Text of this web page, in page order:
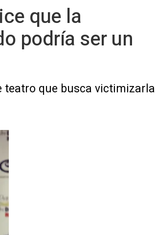
que la
podría ser un
teatro que busca victimizarla